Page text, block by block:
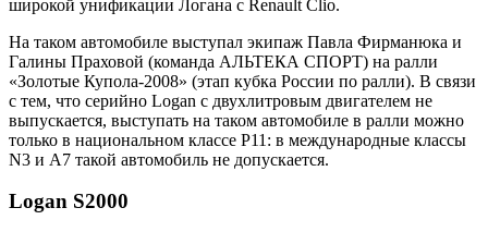
широкой унификации Логана с Renault Clio.
На таком автомобиле выступал экипаж Павла Фирманюка и
Галины Праховой (команда АЛЬТЕКА СПОРТ) на ралли
«Золотые Купола-2008» (этап кубка России по ралли). В связи
с тем, что серийно Logan с двухлитровым двигателем не
выпускается, выступать на таком автомобиле в ралли можно
только в национальном классе P11: в международные классы
N3 и A7 такой автомобиль не допускается.
Logan S2000